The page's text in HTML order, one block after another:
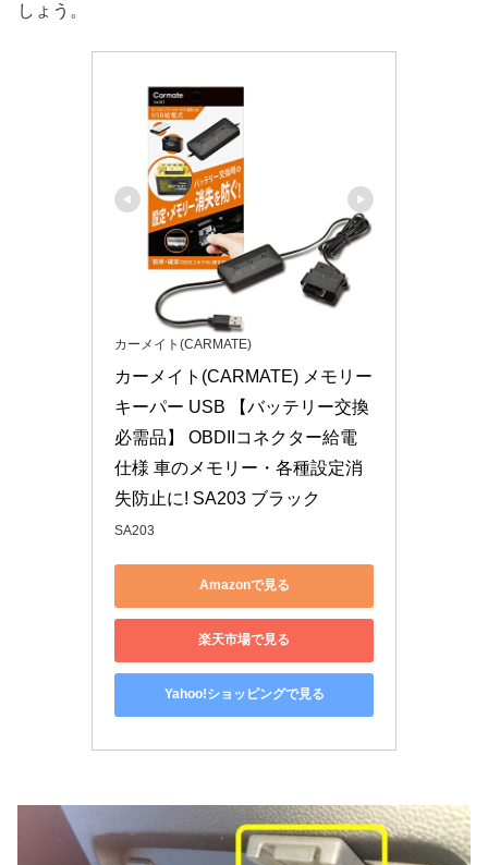
しょう。
カーメイト(CARMATE)
カーメイト(CARMATE) メモリー
キーパー USB 【バッテリー交換
必需品】 OBDIIコネクター給電
仕様 車のメモリー・各種設定消
失防止に! SA203 ブラック
SA203
Amazonで見る
楽天市場で見る
Yahoo!ショッピングで見る